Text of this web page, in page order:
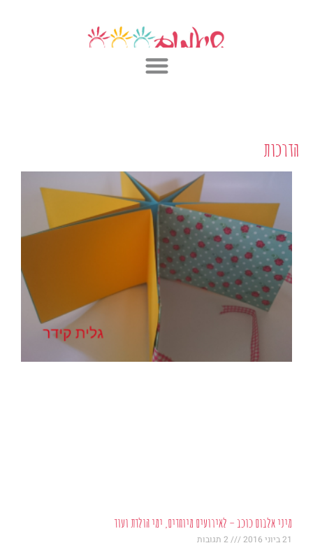
הדרכות
מיני אלבום כוכב – לאירועים מיוחדים, ימי הולדת ועוד
21 ביוני 2016
ע
מ
ו
ד
ע
מ
ו
ד
ע
מ